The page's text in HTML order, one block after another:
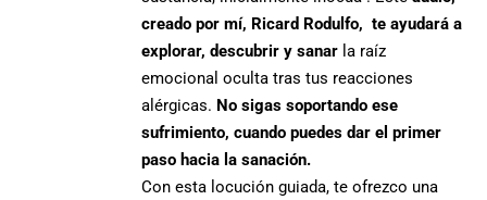
creado por mí, Ricard Rodulfo, te ayudará a
explorar, descubrir y sanar la raíz
emocional oculta tras tus reacciones
alérgicas. No sigas soportando ese
sufrimiento, cuando puedes dar el primer
paso hacia la sanación.
Con esta locución guiada, te ofrezco una